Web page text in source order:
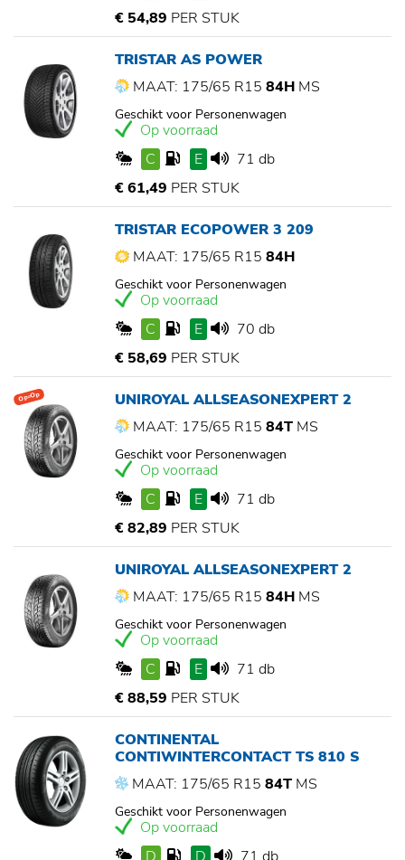
€ 54,89 PER STUK
TRISTAR AS POWER
MAAT: 175/65 R15 84H MS
Geschikt voor Personenwagen
Op voorraad
C
E
71 db
€ 61,49 PER STUK
TRISTAR ECOPOWER 3 209
MAAT: 175/65 R15 84H
Geschikt voor Personenwagen
Op voorraad
C
E
70 db
€ 58,69 PER STUK
Op=Op
UNIROYAL ALLSEASONEXPERT 2
MAAT: 175/65 R15 84T MS
Geschikt voor Personenwagen
Op voorraad
C
E
71 db
€ 82,89 PER STUK
UNIROYAL ALLSEASONEXPERT 2
MAAT: 175/65 R15 84H MS
Geschikt voor Personenwagen
Op voorraad
C
E
71 db
€ 88,59 PER STUK
CONTINENTAL
CONTIWINTERCONTACT TS 810 S
MAAT: 175/65 R15 84T MS
Geschikt voor Personenwagen
Op voorraad